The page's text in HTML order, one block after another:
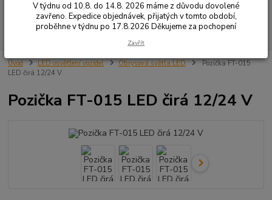
Hledat
Úvod LED osvětlení vozidel Obrysová světla LED
Pozička FT-015
LED čirá 12/24 V
Pozička FT-015 LED čirá 12/24 V
V týdnu od 10.8. do 14.8. 2026 máme z důvodu dovolené
zavřeno. Expedice objednávek, přijatých v tomto období,
proběhne v týdnu po 17.8.2026 Děkujeme za pochopení
Zavřít